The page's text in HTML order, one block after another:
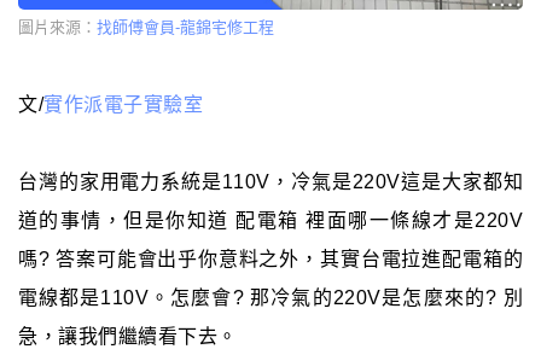
圖片來源： 找師傅會員-龍錦宅修工程
文/實作派電子實驗室
台灣的家用電力系統是110V，冷氣是220V這是大家都知
道的事情，但是你知道 配電箱 裡面哪一條線才是220V
嗎? 答案可能會出乎你意料之外，其實台電拉進配電箱的
電線都是110V。怎麼會? 那冷氣的220V是怎麼來的? 別
急，讓我們繼續看下去。